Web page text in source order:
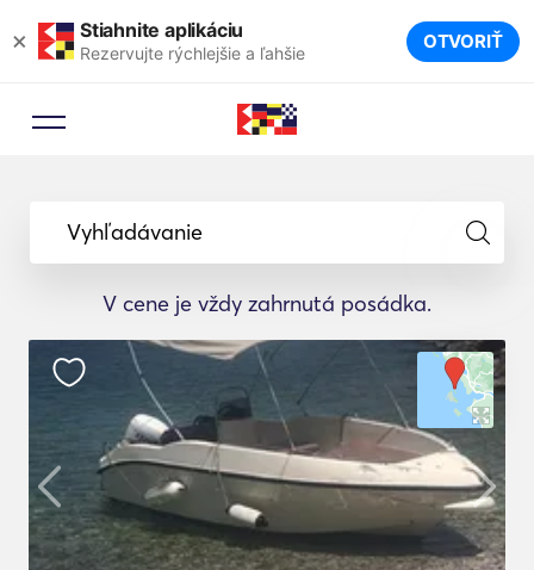
× Stiahnite aplikáciu
Rezervujte rýchlejšie a ľahšie OTVORIŤ
Vyhľadávanie
V cene je vždy zahrnutá posádka.